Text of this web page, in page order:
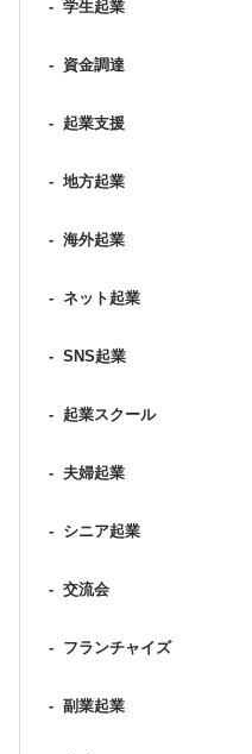
- 学生起業
- 資金調達
- 起業支援
- 地方起業
- 海外起業
- ネット起業
- SNS起業
- 起業スクール
- 夫婦起業
- シニア起業
- 交流会
- フランチャイズ
- 副業起業